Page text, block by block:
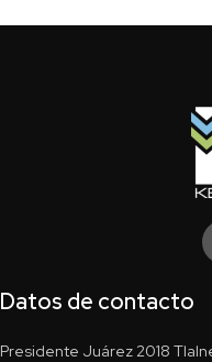
Datos de contacto
Presidente Juárez 2018